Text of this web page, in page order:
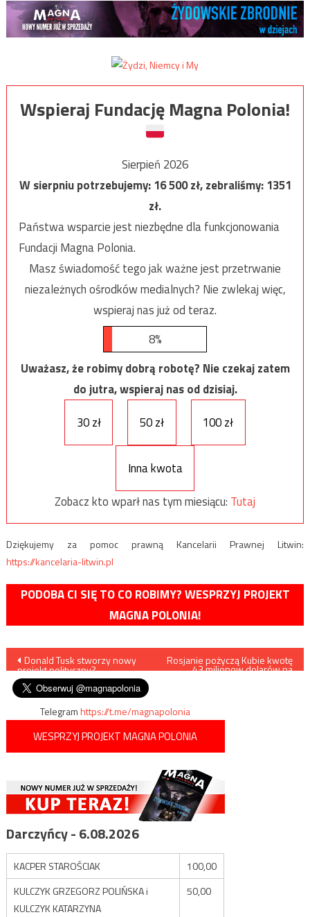
Wspieraj Fundację Magna Polonia!
Sierpień 2026
W sierpniu potrzebujemy:16 500zł, zebraliśmy:1351
zł.
Państwa wsparcie jest niezbędne dla funkcjonowania
Fundacji Magna Polonia.
Masz świadomość tego jak ważne jest przetrwanie
niezależnych ośrodków medialnych? Nie zwlekaj więc,
wspieraj nas już od teraz.
8%
Uważasz, że robimy dobrą robotę? Nie czekaj zatem
do jutra, wspieraj nas od dzisiaj.
30 zł
50 zł 100 zł
Inna kwota
Zobacz kto wparł nas tym miesiącu: Tutaj
Dziękujemy za pomoc prawną Kancelarii Prawnej Litwin:
https://kancelaria-litwin.pl
PODOBA CI SIĘ TO CO ROBIMY? WESPRZYJ PROJEKT
MAGNA POLONIA!
Nawigacja
wpisu
Donald Tusk stworzy nowy
projekt polityczny?
Rosjanie pożyczą Kubie kwotę
43 milionow dolarów na
Telegramhttps://t.me/magnapolonia
WESPRZYJ PROJEKT MAGNA POLONIA
Darczyńcy - 6.08.2026
KACPER STAROŚCIAK
100,00
KULCZYK GRZEGORZ POLIŃSKA i
KULCZYK KATARZYNA
50,00